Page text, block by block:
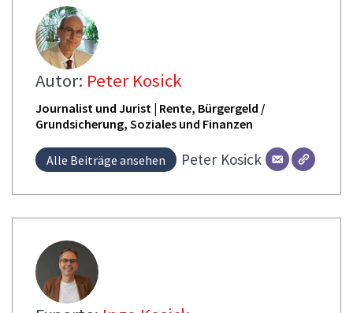
Autor: Peter Kosick
Journalist und Jurist | Rente, Bürgergeld /
Grundsicherung, Soziales und Finanzen
Alle Beiträge ansehen Peter Kosick